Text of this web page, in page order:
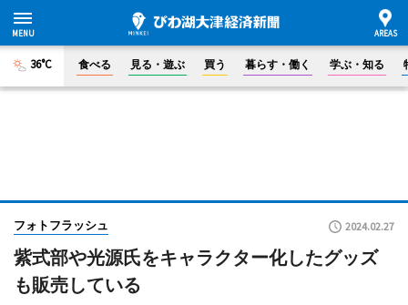
36°C 食べる 見る・遊ぶ 買う 暮らす・働く 学ぶ・知る
フォトフラッシュ 2024.02.27
紫式部や光源氏をキャラクター化したグッズ
も販売している